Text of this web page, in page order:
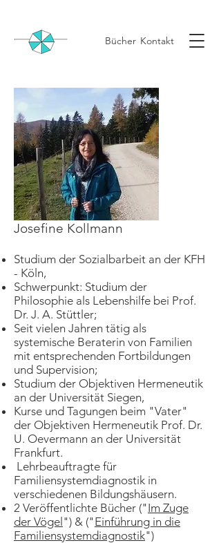
Bücher Kontakt
Josefine​ Kollmann
Studium der Sozialbarbeit an der KFH
- Köln,
Schwerpunkt: Studium der
Philosophie als Lebenshilfe bei Prof.
Dr. J. A. Stüttler;
Seit vielen Jahren tätig als
systemische Beraterin von Familien
mit entsprechenden Fortbildungen
und Supervision;
Studium der Objektiven Hermeneutik
an der Universität Siegen,
Kurse und Tagungen beim "Vater"
der Objektiven Hermeneutik Prof. Dr.
U. Oevermann an der Universität
Frankfurt.
Lehrbeauftragte für
Familiensystemdiagnostik in
verschiedenen Bildungshäusern.
2 Veröffentlichte Bücher (" Im Zuge
der Vögel ") & (" Einführung in die
Familiensystemdiagnostik")